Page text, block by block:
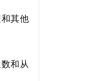
其他
和从